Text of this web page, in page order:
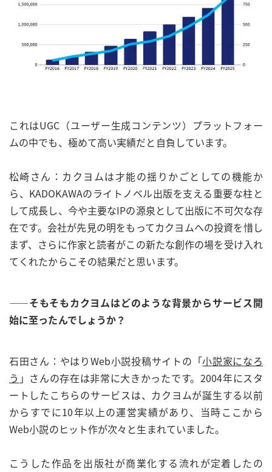
これはUGC（ユーザー生成コンテンツ）プラットフォー
ムの中でも、極めて高い実績だと自負しています。
松崎さん：カクヨムは才能の揺りかごとしての機能か
ら、KADOKAWAのライトノベル出版を支える重要な柱と
して成長し、今や主要なIPの源泉として出版に不可欠な存
在です。会社が先見の明をもってカクヨムへの投資を惜し
まず、さらに作家と読者がこの新たな創作の場を受け入れ
てくれたからこその結果だと思います。
——そもそもカクヨムはどのような背景からサービス開
始に至ったんでしょうか？
石田さん：やはりWeb小説投稿サイトの「小説家になろ
う 」さんの存在は非常に大きかったです。2004年にスタ
ートしたこちらのサービスは、カクヨムが誕生する以前
からすでに10年以上の運営実績があり、当時ここから
Web小説のヒット作が次々と生まれていました。
こうした作品を出版社が商業化する流れが定着したの